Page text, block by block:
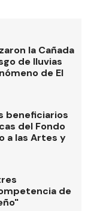
la Cañada
de lluvias
de El
beneficiarios
del Fondo
a las Artes y
de